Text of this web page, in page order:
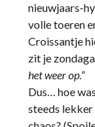
nieuwjaars-
volle toeren
Croissantje
zit je
het weer op.”
Dus… hoe
steeds